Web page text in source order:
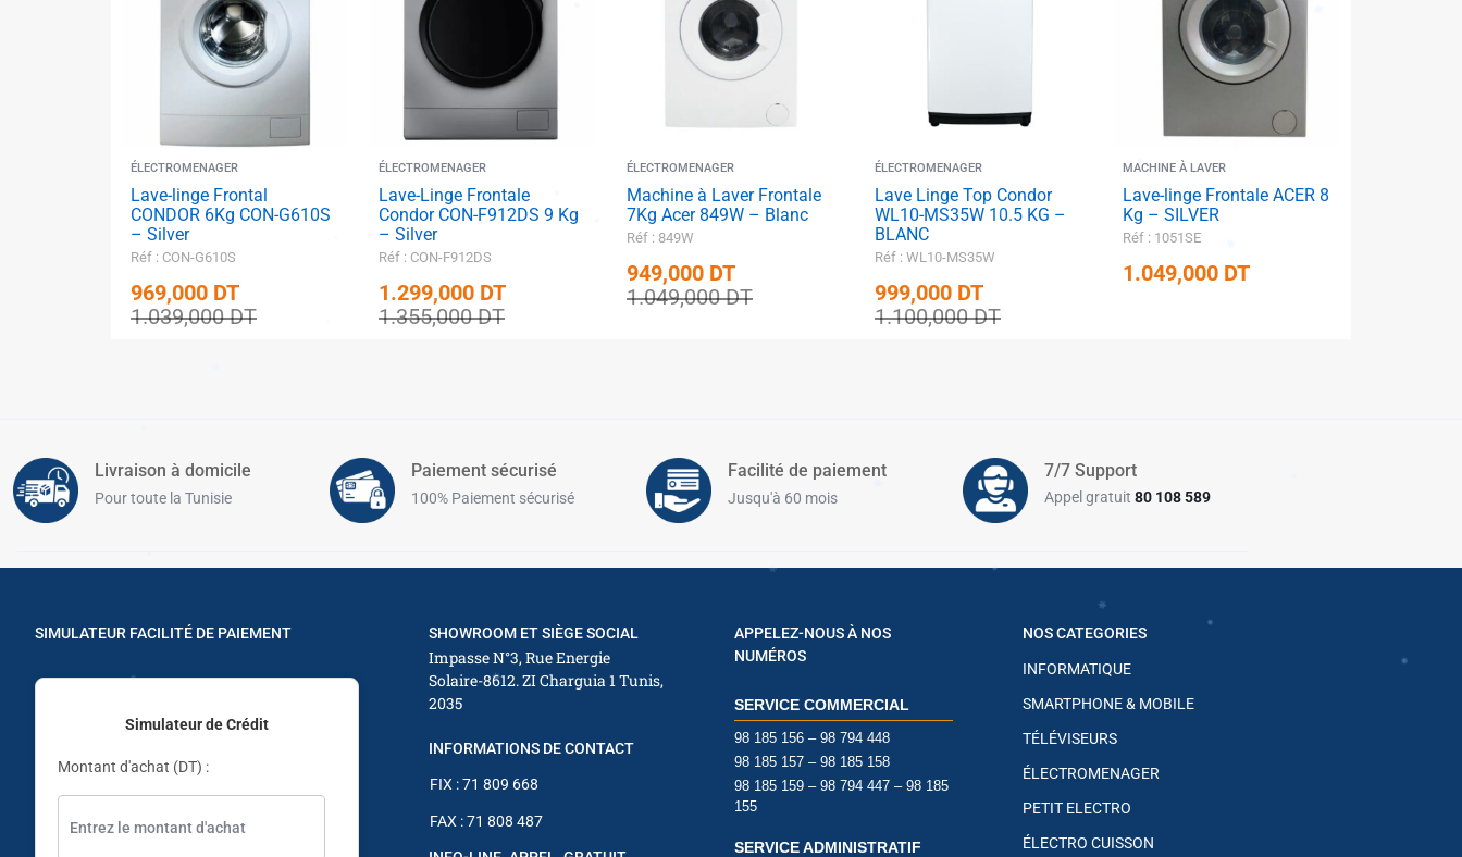
ÉLECTROMENAGER
Lave-linge Frontal
CONDOR 6Kg CON-G610S
– Silver
Réf : CON-G610S
969,000 DT
1.039,000DT
ÉLECTROMENAGER
Lave-Linge Frontale
Condor CON-F912DS 9 Kg
– Silver
Réf : CON-F912DS
1.299,000 DT
1.355,000DT
ÉLECTROMENAGER
Machine à Laver Frontale
7Kg Acer 849W – Blanc
Réf : 849W
949,000 DT
1.049,000DT
ÉLECTROMENAGER
Lave Linge Top Condor
WL10-MS35W 10.5 KG –
BLANC
Réf : WL10-MS35W
999,000 DT
1.100,000DT
MACHINE À LAVER
Lave-linge Frontale ACER 8
Kg – SILVER
Réf : 1051SE
1.049,000 DT
Livraison à domicile
Pour toute la Tunisie
Paiement sécurisé
100% Paiement sécurisé
Facilité de paiement
Jusqu'à 60 mois
7/7 Support
Appel gratuit 80 108 589
SIMULATEUR FACILITÉ DE PAIEMENT
Simulateur de Crédit
Montant d'achat (DT) :
SHOWROOM ET SIÈGE SOCIAL
Impasse N°3, Rue Energie
Solaire-8612. ZI Charguia 1 Tunis,
2035
INFORMATIONS DE CONTACT
FIX : 71 809 668
FAX : 71 808 487
APPELEZ-NOUS À NOS
NUMÉROS
SERVICE COMMERCIAL
98 185 156 – 98 794 448
98 185 157 – 98 185 158
98 185 159 – 98 794 447 – 98 185
155
SERVICE ADMINISTRATIF
NOS CATEGORIES
INFORMATIQUE
SMARTPHONE & MOBILE
TÉLÉVISEURS
ÉLECTROMENAGER
PETIT ELECTRO
ÉLECTRO CUISSON
✱
✱
✱
✱